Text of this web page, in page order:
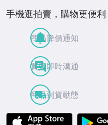
手機逛拍賣，購物更便利
商品降價通知
買賣即時溝通
商品到貨動態
APP